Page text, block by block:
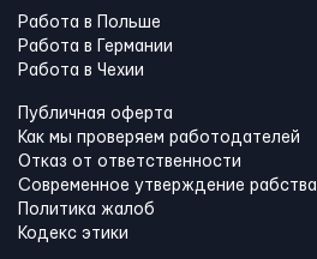
Работа в Польше
Работа в Германии
Работа в Чехии
Публичная оферта
Как мы проверяем работодателей
Отказ от ответственности
Современное утверждение рабства
Политика жалоб
Кодекс этики